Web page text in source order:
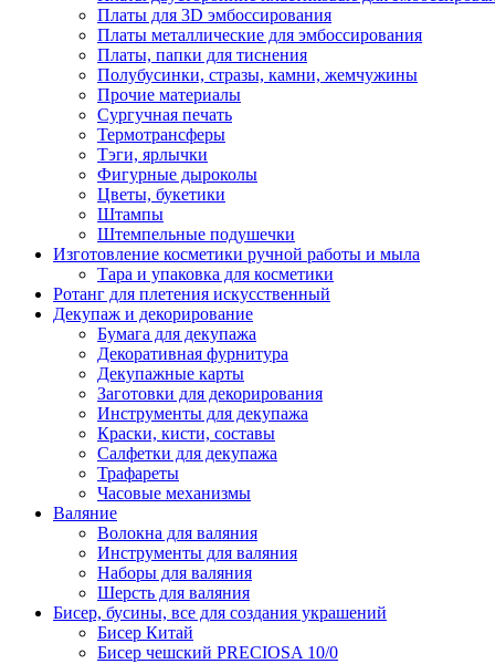
Платы для 3D эмбоссирования
Платы металлические для эмбоссирования
Платы, папки для тиснения
Полубусинки, стразы, камни, жемчужины
Прочие материалы
Сургучная печать
Термотрансферы
Тэги, ярлычки
Фигурные дыроколы
Цветы, букетики
Штампы
Штемпельные подушечки
Изготовление косметики ручной работы и мыла
Тара и упаковка для косметики
Ротанг для плетения искусственный
Декупаж и декорирование
Бумага для декупажа
Декоративная фурнитура
Декупажные карты
Заготовки для декорирования
Инструменты для декупажа
Краски, кисти, составы
Салфетки для декупажа
Трафареты
Часовые механизмы
Валяние
Волокна для валяния
Инструменты для валяния
Наборы для валяния
Шерсть для валяния
Бисер, бусины, все для создания украшений
Бисер Китай
Бисер чешский PRECIOSA 10/0